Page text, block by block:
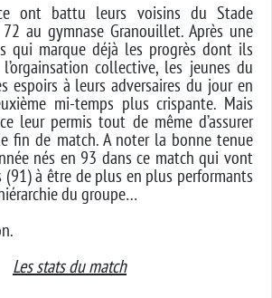
ont battu leurs voisins du Stade
au gymnase Granouillet. Après une
qui marque déjà les progrès dont ils
collective, les jeunes du
espoirs à leurs adversaires du jour en
mi-temps plus crispante. Mais
leur permis tout de même d’assurer
fin de match. A noter la bonne tenue
nés en 93 dans ce match qui vont
à être de plus en plus performants
du groupe…
Les stats du match